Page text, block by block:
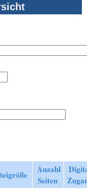
Anzahl
Seiten